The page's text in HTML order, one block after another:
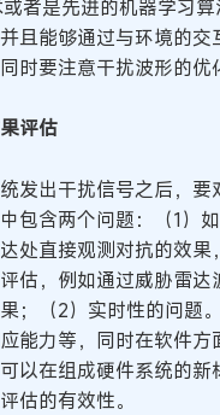
或者是先进的机器学习
且能够通过与环境的交
时要注意干扰波形的优
评估
发出干扰信号之后，要
包含两个问题：（1）
处直接观测对抗的效果
估，例如通过威胁雷达
；（2）实时性的问题
能力等，同时在软件方
以在组成硬件系统的新
估的有效性。